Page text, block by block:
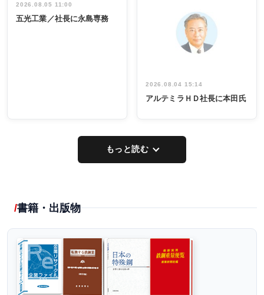
インタビュ
ー／社内ア
祝う 業界関
係者ら220人
出席
2026.08.05 11:00
五光工業／社長に永島専務
2026.08.04 15:14
アルテミラＨＤ社長に本田氏
もっと読む
書籍・出版物